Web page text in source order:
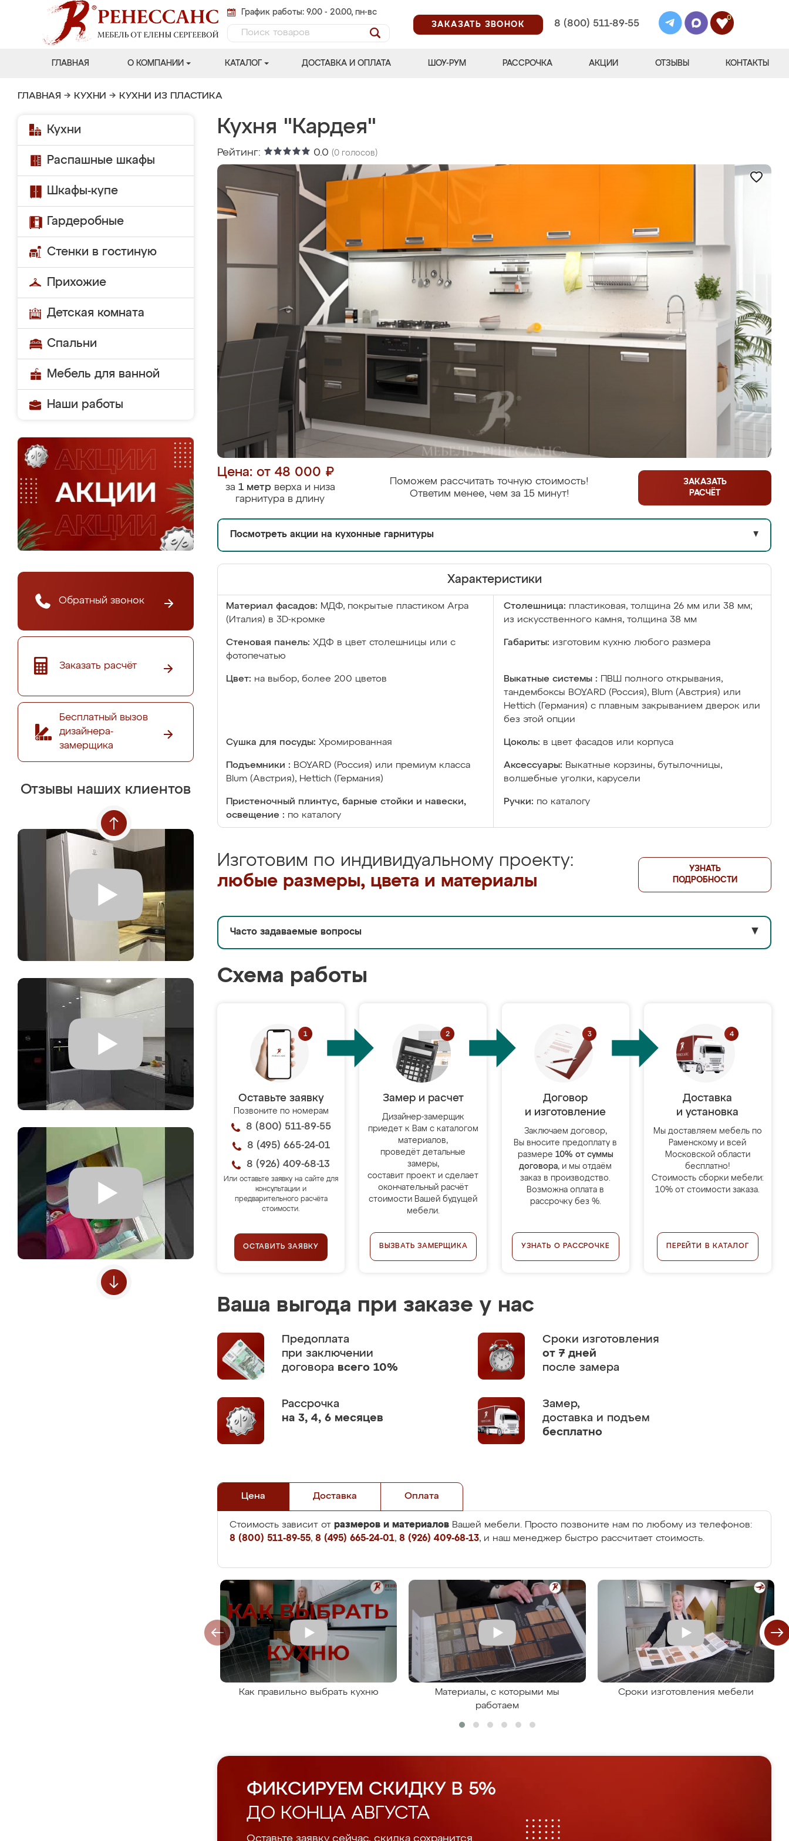
График работы: 9.00 - 20.00, пн-вс
ЗАКАЗАТЬ ЗВОНОК
8 (800) 511-89-55
0
ГЛАВНАЯ О КОМПАНИИ КАТАЛОГ ДОСТАВКА И ОПЛАТА ШОУ-РУМ РАССРОЧКА АКЦИИ ОТЗЫВЫ КОНТАКТЫ
ГЛАВНАЯ → КУХНИ → КУХНИ ИЗ ПЛАСТИКА
Кухни
Распашные шкафы
Шкафы-купе
Гардеробные
Стенки в гостиную
Прихожие
Детская комната
Спальни
Мебель для ванной
Наши работы
Обратный звонок
Заказать расчёт
Бесплатный вызов
дизайнера-
замерщика
Отзывы наших клиентов
Кухня "Кардея"
Рейтинг: 0.0 (0 голосов)
Цена: от 48 000 ₽
за 1 метрверха и низа
гарнитура в длину
Поможем рассчитать точную стоимость!
Ответим менее, чем за 15 минут!
ЗАКАЗАТЬ
РАСЧЁТ
Посмотреть акции на кухонные гарнитуры ▼
Характеристики
Материал фасадов: МДФ, покрытые пластиком Arpa
(Италия) в 3D-кромке
Столешница: пластиковая, толщина 26 мм или 38 мм;
из искусственного камня, толщина 38 мм
Стеновая панель: ХДФ в цвет столешницы или с
фотопечатью
Габариты: изготовим кухню любого размера
Цвет: на выбор, более 200 цветов Выкатные системы :
ПВШ полного открывания,
тандембоксы BOYARD (Россия), Blum (Австрия) или
Hettich (Германия) с плавным закрыванием дверок или
без этой опции
Сушка для посуды: Хромированная Цоколь: в цвет фасадов или корпуса
Подъемники : BOYARD (Россия) или премиум класса
Blum (Австрия), Hettich (Германия)
Аксессуары: Выкатные корзины, бутылочницы,
волшебные уголки, карусели
Пристеночный плинтус, барные стойки и навески,
освещение : по каталогу
Ручки: по каталогу
Изготовим по индивидуальному проекту:
любые размеры, цвета и материалы
УЗНАТЬ
ПОДРОБНОСТИ
Часто задаваемые вопросы ▼
Схема работы
Оставьте заявку
Позвоните по номерам
8 (800) 511-89-55
8 (495) 665-24-01
8 (926) 409-68-13
Или оставьте заявку на сайте для
консультации и
предварительного расчёта
стоимости.
ОСТАВИТЬ ЗАЯВКУ
Замер и расчет
Дизайнер-замерщик
приедет к Вам с каталогом
материалов,
проведёт детальные
замеры,
составит проект и сделает
окончательный расчёт
стоимости Вашей будущей
мебели.
ВЫЗВАТЬ ЗАМЕРЩИКА
Договор
и изготовление
Заключаем договор,
Вы вносите предоплату в
размере 10% от суммы
договора, и мы отдаём
заказ в производство.
Возможна оплата в
рассрочку без %.
УЗНАТЬ О РАССРОЧКЕ
Доставка
и установка
Мы доставляем мебель по
Раменскому и всей
Московской области
бесплатно!
Стоимость сборки мебели:
10% от стоимости заказа.
ПЕРЕЙТИ В КАТАЛОГ
Ваша выгода при заказе у нас
Предоплата
при заключении
договора всего 10%
Сроки изготовления
от 7 дней
после замера
Рассрочка
на 3, 4, 6 месяцев
Замер,
доставка и подъем
бесплатно
Цена Доставка Оплата
Стоимость зависит от размеров и материалов Вашей мебели. Просто позвоните нам по любому из телефонов:
8 (800) 511-89-55, 8 (495) 665-24-01, 8 (926) 409-68-13, и наш менеджер быстро рассчитает стоимость.
Как правильно выбрать кухню
Материалы, с которыми мы
работаем
Сроки изготовления мебели
ФИКСИРУЕМ СКИДКУ В 5%
ДО КОНЦА АВГУСТА
Оставьте заявку сейчас, скидка сохранится.